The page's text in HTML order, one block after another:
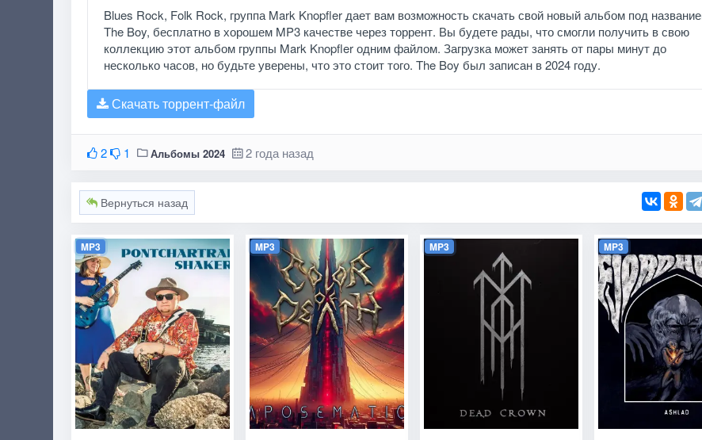
Blues Rock, Folk Rock, группа Mark Knopfler дает вам возможность скачать свой новый альбом под
The Boy, бесплатно в хорошем MP3 качестве через торрент. Вы будете рады, что смогли получить в свою
коллекцию этот альбом группы Mark Knopfler одним файлом. Загрузка может занять от пары минут до
несколько часов, но будьте уверены, что это стоит того. The Boy был записан в 2024 году.
Скачать торрент-файл
2 1 Альбомы 2024 2 года назад
Вернуться назад
MP3 MP3 MP3 MP3